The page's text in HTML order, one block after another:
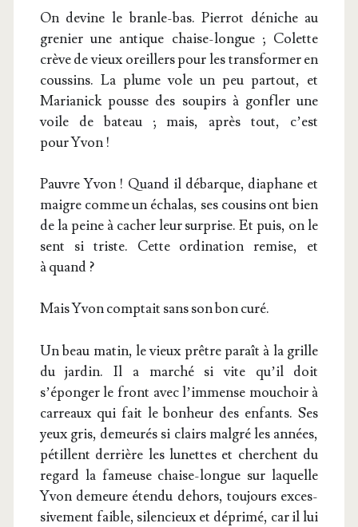
On devine le branle-bas. Pier­rot déniche au
gre­nier une antique chaise-longue ; Colette
crève de vieux oreillers pour les trans­for­mer en
cous­sins. La plume vole un peu par­tout, et
Maria­nick pousse des sou­pirs à gon­fler une
voile de bateau ; mais, après tout, c’est
pour Yvon !
Pauvre Yvon ! Quand il débarque, dia­phane et
maigre comme un écha­las, ses cou­sins ont bien
de la peine à cacher leur sur­prise. Et puis, on le
sent si triste. Cette ordi­na­tion remise, et
à quand ?
Mais Yvon comp­tait sans son bon curé.
Un beau matin, le vieux prêtre paraît à la grille
du jar­din. Il a mar­ché si vite qu’il doit
s’éponger le front avec l’immense mou­choir à
car­reaux qui fait le bon­heur des enfants. Ses
yeux gris, demeu­rés si clairs mal­gré les années,
pétillent der­rière les lunettes et cherchent du
regard la fameuse chaise-longue sur laquelle
Yvon demeure éten­du dehors, tou­jours exces­
si­ve­ment faible, silen­cieux et dépri­mé, car il lui